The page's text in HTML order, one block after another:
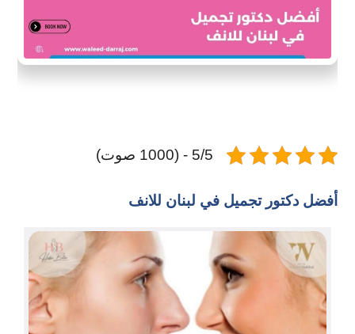
5/5 - (1000 صوت)
أفضل دكتور تجميل في لبنان للانف